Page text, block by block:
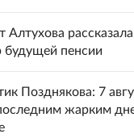
Алтухова
будущей пенсии
Позднякова: 7
жарким